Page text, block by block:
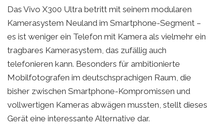
Das Vivo X300 Ultra betritt mit seinem modularen
Kamerasystem Neuland im Smartphone-Segment –
es ist weniger ein Telefon mit Kamera als vielmehr ein
tragbares Kamerasystem, das zufällig auch
telefonieren kann. Besonders für ambitionierte
Mobilfotografen im deutschsprachigen Raum, die
bisher zwischen Smartphone-Kompromissen und
vollwertigen Kameras abwägen mussten, stellt dieses
Gerät eine interessante Alternative dar.